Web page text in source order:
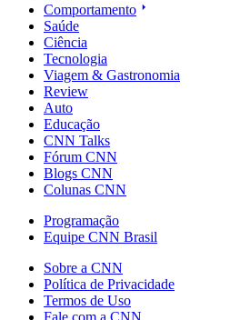
Comportamento
Saúde
Ciência
Tecnologia
Viagem & Gastronomia
Review
Auto
Educação
CNN Talks
Fórum CNN
Blogs CNN
Colunas CNN
Programação
Equipe CNN Brasil
Sobre a CNN
Política de Privacidade
Termos de Uso
Fale com a CNN